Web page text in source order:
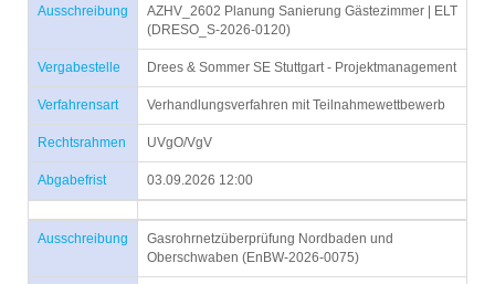
Ausschreibung
AZHV_2602 Planung Sanierung Gästezimmer | ELT
(DRESO_S-2026-0120)
Vergabestelle Drees & Sommer SE Stuttgart - Projektmanagement
Verfahrensart Verhandlungsverfahren mit Teilnahmewettbewerb
Rechtsrahmen UVgO/VgV
Abgabefrist 03.09.2026 12:00
Ausschreibung
Gasrohrnetzüberprüfung Nordbaden und
Oberschwaben (EnBW-2026-0075)